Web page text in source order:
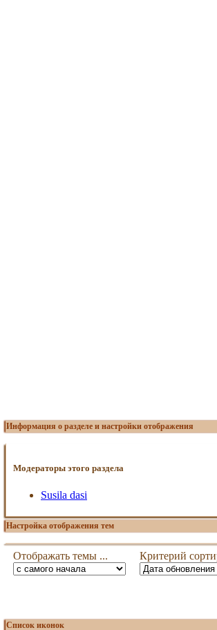
Информация о разделе и настройки отображения
Модераторы этого раздела
Susila dasi
Настройка отображения тем
Отображать темы ...
Критерий
Список иконок